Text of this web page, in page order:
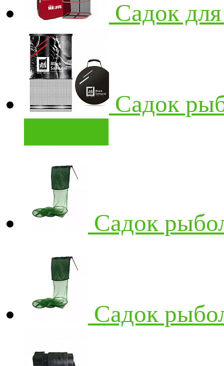
Садок
Садок
Садок
Садок